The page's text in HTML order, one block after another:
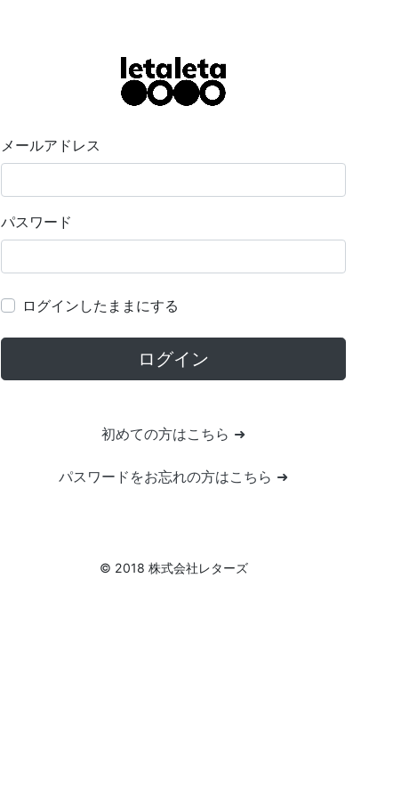
メールアドレス
パスワード
ログインしたままにする
ログイン
初めての方はこちら ➜
パスワードをお忘れの方はこちら ➜
© 2018 株式会社レターズ